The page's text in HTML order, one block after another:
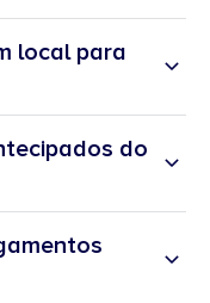
local para
do